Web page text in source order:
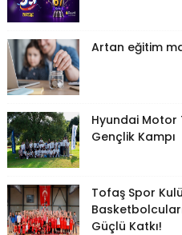
Artan eğitim
Hyundai Motor
Gençlik Kampı
Tofaş Spor
Güçlü Katkı!